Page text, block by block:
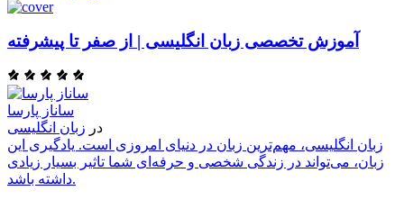
آموزش تخصصی زبان انگلیسی | از صفر تا پیشرفته
ساناز پارسا
در زبان انگلیسی
زبان انگلیسی، مهم‌ترین زبان در دنیای امروزی است. یادگیری این
زبان، می‌تواند در زندگی شخصی و حرفه‌ای شما تاثیر بسیار زیادی
داشته باشد.